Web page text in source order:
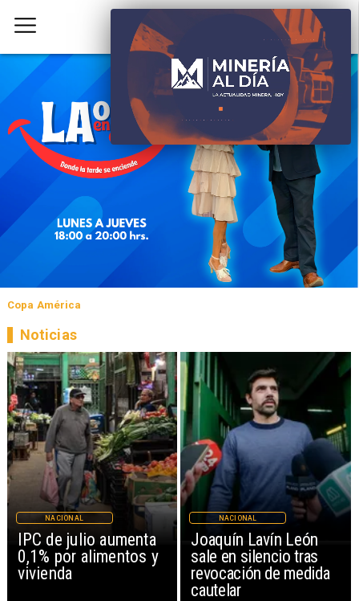
Copa América
IPC de julio aumenta
0,1% por alimentos y
vivienda
NACIONAL
Joaquín Lavín León
sale en silencio tras
revocación de medida
cautelar
NACIONAL
Noticias